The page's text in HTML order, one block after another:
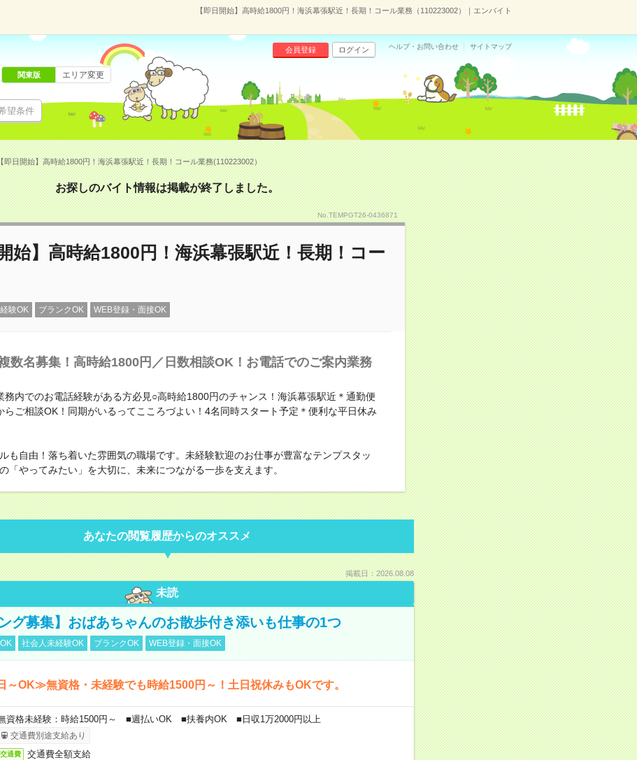
【即日開始】高時給1800円！海浜幕張駅近！長期！コール業務（110223002）｜エンバイト
望条件
会員登録 ログイン ヘルプ・お問い合わせ サイトマップ
関東版 エリア変更
即日開始】高時給1800円！海浜幕張駅近！長期！コール業務(110223002）
お探しのバイト情報は掲載が終了しました。
No.TEMPGT26-0436871
始】高時給1800円！海浜幕張駅近！長期！コー
験OK ブランクOK WEB登録・面接OK
数名募集！高時給1800円／日数相談OK！お電話でのご案内業務
務内でのお電話経験がある方必見○高時給1800円のチャンス！海浜幕張駅近＊通勤便
らご相談OK！同期がいるってこころづよい！4名同時スタート予定＊便利な平日休み
も自由！落ち着いた雰囲気の職場です。未経験歓迎のお仕事が豊富なテンプスタッ
「やってみたい」を大切に、未来につながる一歩を支えます。
あなたの閲覧履歴からのオススメ
掲載日：2026.08.08
未読
グ募集】おばあちゃんのお散歩付き添いも仕事の1つ
社会人未経験OK ブランクOK WEB登録・面接OK
OK≫無資格・未経験でも時給1500円～！土日祝休みもOKです。
資格未経験：時給1500円～ ■週払いOK ■扶養内OK ■日収1万2000円以上
交通費別途支給あり
交通費 交通費全額支給